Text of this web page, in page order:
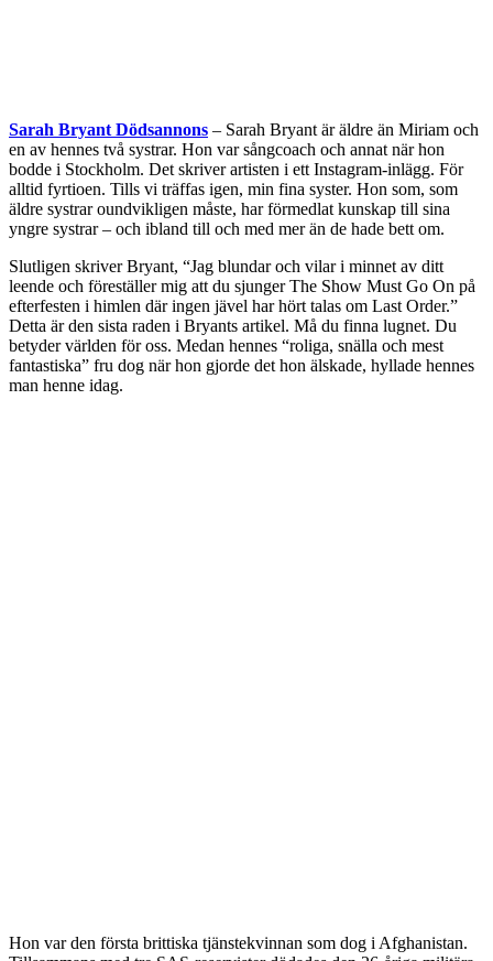
Sarah Bryant Dödsannons – Sarah Bryant är äldre än Miriam och
en av hennes två systrar. Hon var sångcoach och annat när hon
bodde i Stockholm. Det skriver artisten i ett Instagram-inlägg. För
alltid fyrtioen. Tills vi träffas igen, min fina syster. Hon som, som
äldre systrar oundvikligen måste, har förmedlat kunskap till sina
yngre systrar – och ibland till och med mer än de hade bett om.
Slutligen skriver Bryant, “Jag blundar och vilar i minnet av ditt
leende och föreställer mig att du sjunger The Show Must Go On på
efterfesten i himlen där ingen jävel har hört talas om Last Order.”
Detta är den sista raden i Bryants artikel. Må du finna lugnet. Du
betyder världen för oss. Medan hennes “roliga, snälla och mest
fantastiska” fru dog när hon gjorde det hon älskade, hyllade hennes
man henne idag.
Hon var den första brittiska tjänstekvinnan som dog i Afghanistan.